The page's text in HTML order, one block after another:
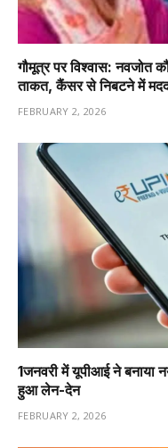
गौमूत्र पर विश्वास: नवजोत
ताकत, कैंसर से निबटने में
FEBRUARY 2, 2026
1️जनवरी में यूपीआई ने बनाया
हुआ लेन-देन
FEBRUARY 2, 2026